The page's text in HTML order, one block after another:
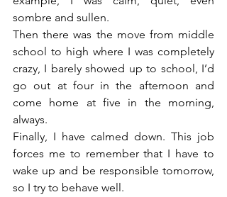
sombre and sullen.
Then there was the move from middle
school to high where I was completely
crazy, I barely showed up to school, I’d
go out at four in the afternoon and
come home at five in the morning,
always.
Finally, I have calmed down. This job
forces me to remember that I have to
wake up and be responsible tomorrow,
so I try to behave well.